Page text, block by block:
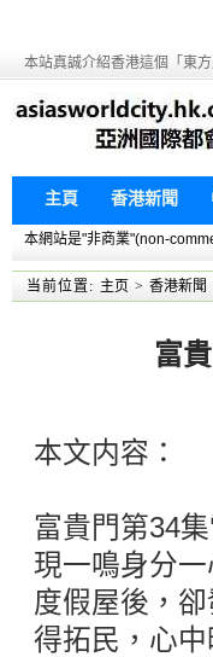
本站真誠介紹香港這個「東
主頁 香港新聞
本網站是"非商業"(non-
当前位置: 主页 > 香港新聞
富
本文内容：
富貴門第34
現一鳴身分
度假屋後，
得拓民，心